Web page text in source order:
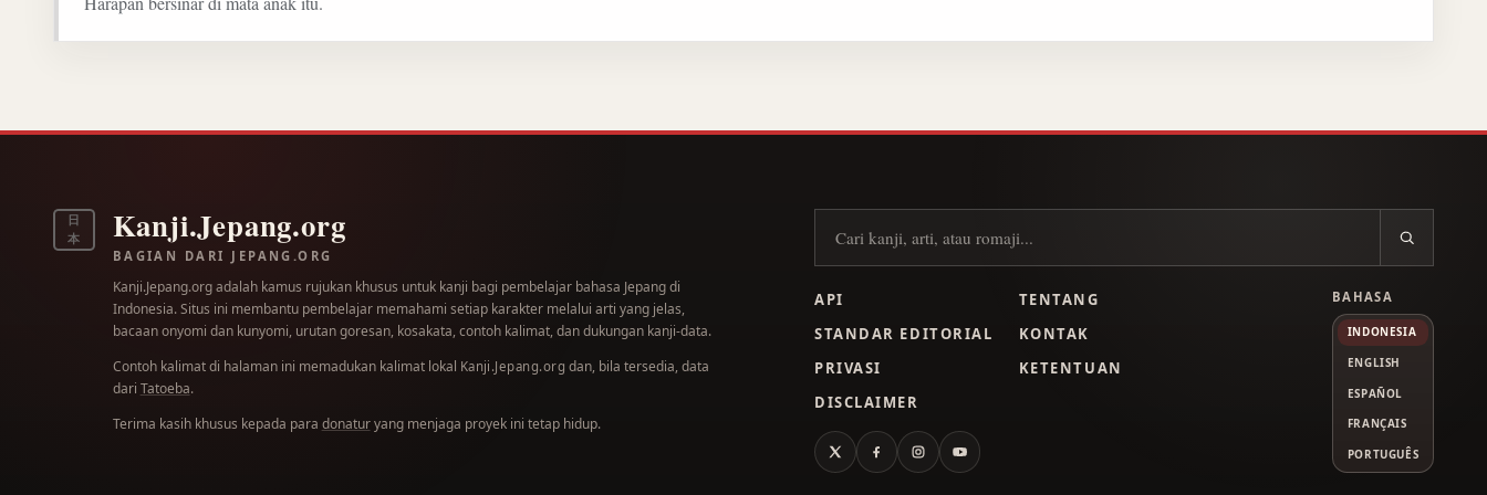
日
本
Kanji.Jepang.org
BAGIAN DARI JEPANG.ORG
Kanji.Jepang.org adalah kamus rujukan khusus untuk kanji bagi pembelajar bahasa Jepang di
Indonesia. Situs ini membantu pembelajar memahami setiap karakter melalui arti yang jelas,
bacaan onyomi dan kunyomi, urutan goresan, kosakata, contoh kalimat, dan dukungan kanji-data.
Contoh kalimat di halaman ini memadukan kalimat lokal Kanji.Jepang.org dan, bila tersedia, data
dari Tatoeba.
Terima kasih khusus kepada para donaturyang menjaga proyek ini tetap hidup.
Cari kanji
API
TENTANG
STANDAR EDITORIAL
KONTAK
PRIVASI
KETENTUAN
DISCLAIMER
X FacebookInstagramYouTube
BAHASA
INDONESIA
ENGLISH
ESPAÑOL
FRANÇAIS
PORTUGUÊS